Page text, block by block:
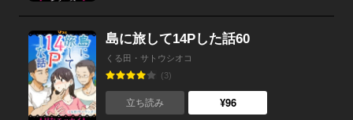
島に旅して14Pした話60
くる田・サトウシオコ
(3)
立ち読み ¥96